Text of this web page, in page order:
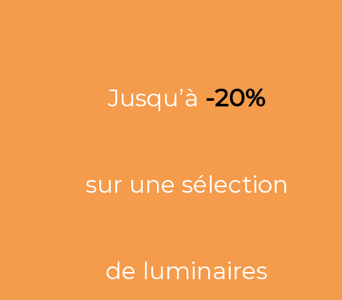
Jusqu’à -20%
sur une sélection
de luminaires